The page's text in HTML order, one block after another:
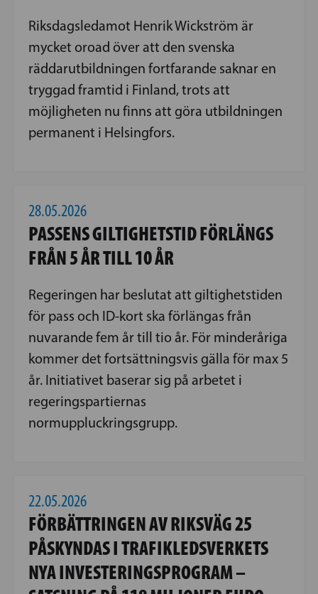
Riksdagsledamot Henrik Wickström är
mycket oroad över att den svenska
räddarutbildningen fortfarande saknar en
tryggad framtid i Finland, trots att
möjligheten nu finns att göra utbildningen
permanent i Helsingfors.
28.05.2026
PASSENS GILTIGHETSTID FÖRLÄNGS
FRÅN 5 ÅR TILL 10 ÅR
Regeringen har beslutat att giltighetstiden
för pass och ID-kort ska förlängas från
nuvarande fem år till tio år. För minderåriga
kommer det fortsättningsvis gälla för max 5
år. Initiativet baserar sig på arbetet i
regeringspartiernas
normuppluckringsgrupp.
22.05.2026
FÖRBÄTTRINGEN AV RIKSVÄG 25
PÅSKYNDAS I TRAFIKLEDSVERKETS
NYA INVESTERINGSPROGRAM –